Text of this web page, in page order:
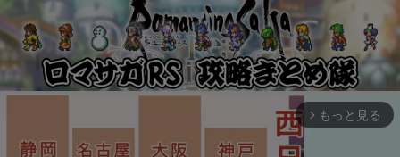
arrow_forward_ios もっと見る